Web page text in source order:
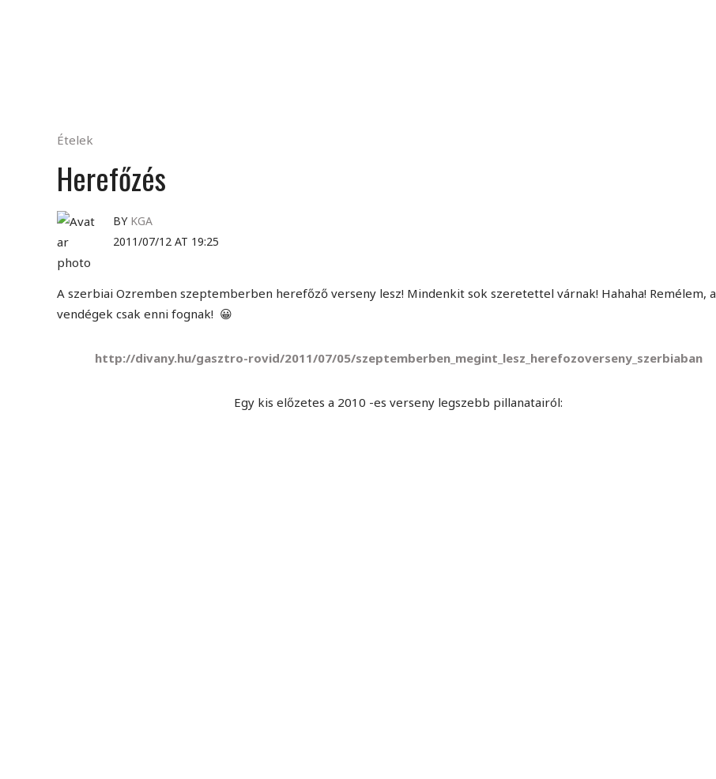
Ételek
Herefőzés
BY KGA
2011/07/12 AT 19:25
A szerbiai Ozremben szeptemberben herefőző verseny lesz! Mindenkit sok szeretettel várnak! Hahaha! Remélem, a
vendégek csak enni fognak! 😀
http://divany.hu/gasztro-rovid/2011/07/05/szeptemberben_megint_lesz_herefozoverseny_szerbiaban
Egy kis előzetes a 2010 -es verseny legszebb pillanatairól: